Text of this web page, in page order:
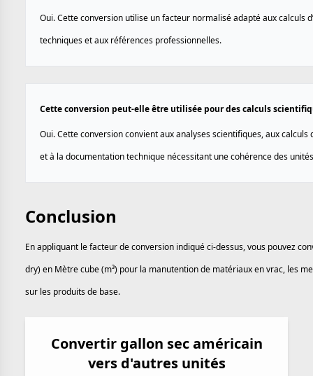
Oui. Cette conversion utilise un facteur normalisé adapté aux calculs
techniques et aux références professionnelles.
Cette conversion peut-elle être utilisée pour des calculs
Oui. Cette conversion convient aux analyses scientifiques, aux calculs
et à la documentation technique nécessitant une cohérence des
Conclusion
En appliquant le facteur de conversion indiqué ci-dessus, vous pouvez
dry) en Mètre cube (m³) pour la manutention de matériaux en vrac, les
sur les produits de base.
Convertir gallon sec américain
vers d'autres unités